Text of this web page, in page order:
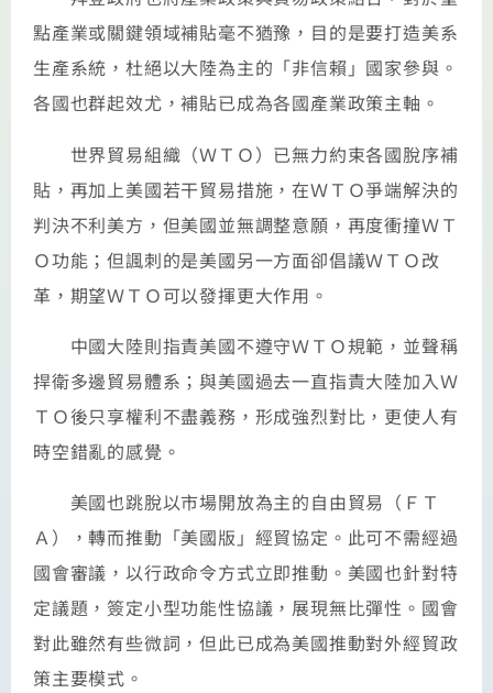
點產業或關鍵領域補貼毫不猶豫，目的是要打造美系
生產系統，杜絕以大陸為主的「非信賴」國家參與。
各國也群起效尤，補貼已成為各國產業政策主軸。
世界貿易組織（ＷＴＯ）已無力約束各國脫序補
貼，再加上美國若干貿易措施，在ＷＴＯ爭端解決的
判決不利美方，但美國並無調整意願，再度衝撞ＷＴ
Ｏ功能；但諷刺的是美國另一方面卻倡議ＷＴＯ改
革，期望ＷＴＯ可以發揮更大作用。
中國大陸則指責美國不遵守ＷＴＯ規範，並聲稱
捍衛多邊貿易體系；與美國過去一直指責大陸加入Ｗ
ＴＯ後只享權利不盡義務，形成強烈對比，更使人有
時空錯亂的感覺。
美國也跳脫以市場開放為主的自由貿易（ＦＴ
Ａ），轉而推動「美國版」經貿協定。此可不需經過
國會審議，以行政命令方式立即推動。美國也針對特
定議題，簽定小型功能性協議，展現無比彈性。國會
對此雖然有些微詞，但此已成為美國推動對外經貿政
策主要模式。